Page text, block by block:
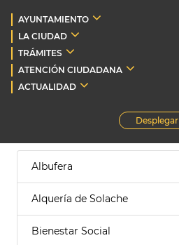
AYUNTAMIENTO
LA CIUDAD
TRÁMITES
ATENCIÓN CIUDADANA
ACTUALIDAD
Desplegar
Albufera
Alquería de Solache
Bienestar Social